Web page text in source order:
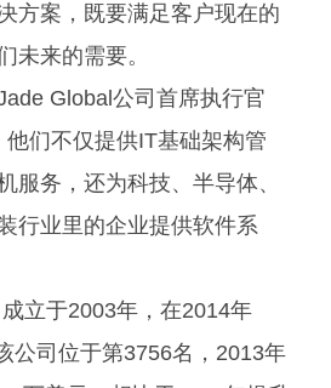
方案，既要满足客户现在的
未来的需要。
Global公司首席执行官
们不仅提供IT基础架构管
服务，还为科技、半导体、
行业里的企业提供软件系
立于2003年，在2014年
公司位于第3756名，2013年